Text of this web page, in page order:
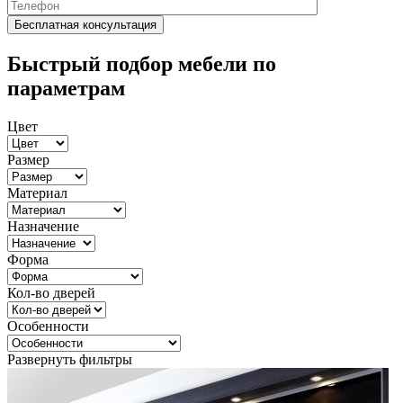
Быстрый подбор мебели по
параметрам
Цвет
Размер
Материал
Назначение
Форма
Кол-во дверей
Особенности
Развернуть фильтры